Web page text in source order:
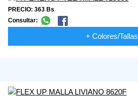
PRECIO: 363 Bs
Consultar:
+ Colores/Tallas